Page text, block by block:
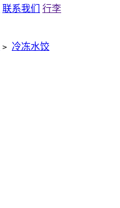
联系我们
行李
> 冷冻水饺